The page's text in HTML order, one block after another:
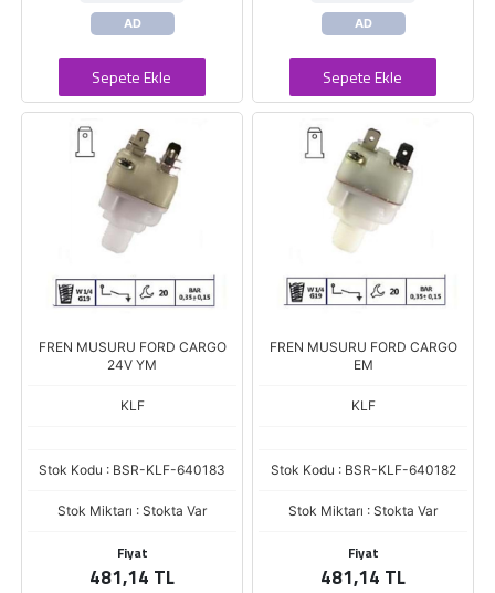
AD
Sepete Ekle
AD
Sepete Ekle
FREN MUSURU FORD CARGO
24V YM
KLF
Stok Kodu : BSR-KLF-640183
Stok Miktarı : Stokta Var
Fiyat
481,14 TL
FREN MUSURU FORD CARGO
EM
KLF
Stok Kodu : BSR-KLF-640182
Stok Miktarı : Stokta Var
Fiyat
481,14 TL